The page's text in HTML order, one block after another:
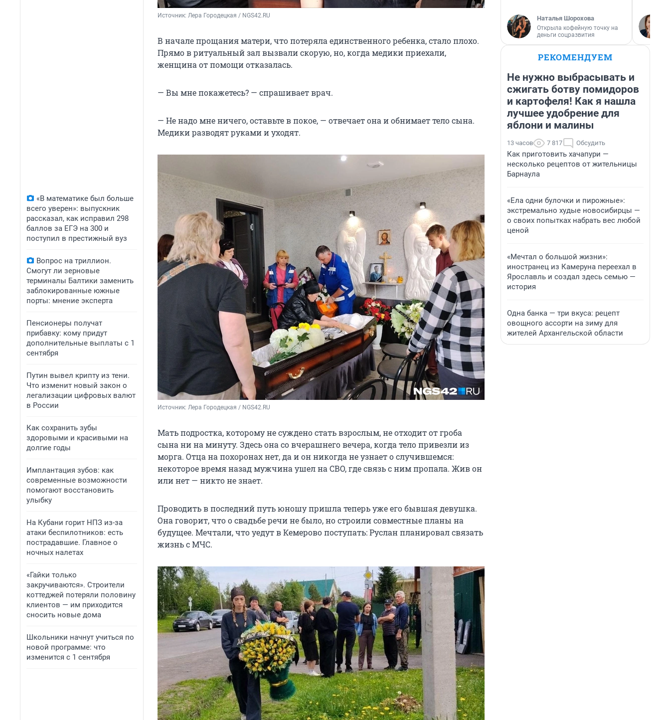
«В математике был больше
всего уверен»: выпускник
рассказал, как исправил 298
баллов за ЕГЭ на 300 и
поступил в престижный вуз
Вопрос на триллион.
Смогут ли зерновые
терминалы Балтики заменить
заблокированные южные
порты: мнение эксперта
Пенсионеры получат
прибавку: кому придут
дополнительные выплаты с 1
сентября
Путин вывел крипту из тени.
Что изменит новый закон о
легализации цифровых валют
в России
Как сохранить зубы
здоровыми и красивыми на
долгие годы
Имплантация зубов: как
современные возможности
помогают восстановить
улыбку
На Кубани горит НПЗ из-за
атаки беспилотников: есть
пострадавшие. Главное о
ночных налетах
«Гайки только
закручиваются». Строители
коттеджей потеряли половину
клиентов — им приходится
сносить новые дома
Школьники начнут учиться по
новой программе: что
изменится с 1 сентября
Источник: Лера Городецкая / NGS42.RU
В начале прощания матери, что потеряла единственного ребенка, стало плохо.
Прямо в ритуальный зал вызвали скорую, но, когда медики приехали,
женщина от помощи отказалась.
— Вы мне покажетесь? — спрашивает врач.
— Не надо мне ничего, оставьте в покое, — отвечает она и обнимает тело сына.
Медики разводят руками и уходят.
Источник: Лера Городецкая / NGS42.RU
Мать подростка, которому не суждено стать взрослым, не отходит от гроба
сына ни на минуту. Здесь она со вчерашнего вечера, когда тело привезли из
морга. Отца на похоронах нет, да и он никогда не узнает о случившемся:
некоторое время назад мужчина ушел на СВО, где связь с ним пропала. Жив он
или нет — никто не знает.
Проводить в последний путь юношу пришла теперь уже его бывшая девушка.
Она говорит, что о свадьбе речи не было, но строили совместные планы на
будущее. Мечтали, что уедут в Кемерово поступать: Руслан планировал связать
жизнь с МЧС.
Наталья Шорохова
Открыла кофейную точку на
деньги соцразвития
РЕКОМЕНДУЕМ
Не нужно выбрасывать и
сжигать ботву помидоров
и картофеля! Как я нашла
лучшее удобрение для
яблони и малины
13 часов 7 817 Обсудить
Как приготовить хачапури —
несколько рецептов от жительницы
Барнаула
«Ела одни булочки и пирожные»:
экстремально худые новосибирцы —
о своих попытках набрать вес любой
ценой
«Мечтал о большой жизни»:
иностранец из Камеруна переехал в
Ярославль и создал здесь семью —
история
Одна банка — три вкуса: рецепт
овощного ассорти на зиму для
жителей Архангельской области